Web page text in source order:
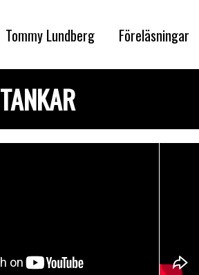
Tommy Lundberg Föreläsningar
TANKAR